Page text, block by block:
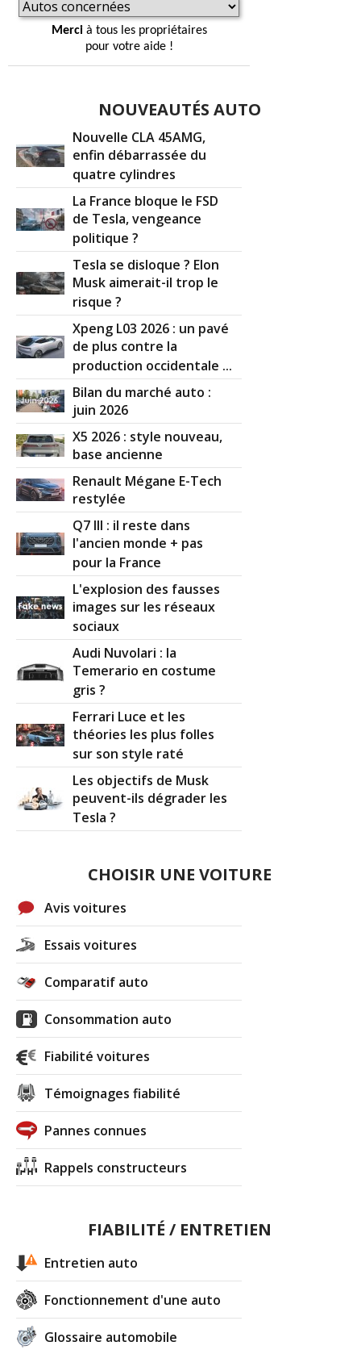
Mercià tous les propriétaires
pour votre aide !
NOUVEAUTÉS AUTO
Nouvelle CLA 45AMG,
enfin débarrassée du
quatre cylindres
La France bloque le FSD
de Tesla, vengeance
politique ?
Tesla se disloque ? Elon
Musk aimerait-il trop le
risque ?
Xpeng L03 2026 : un pavé
de plus contre la
production occidentale ...
Bilan du marché auto :
juin 2026
X5 2026 : style nouveau,
base ancienne
Renault Mégane E-Tech
restylée
Q7 III : il reste dans
l'ancien monde + pas
pour la France
L'explosion des fausses
images sur les réseaux
sociaux
Audi Nuvolari : la
Temerario en costume
gris ?
Ferrari Luce et les
théories les plus folles
sur son style raté
Les objectifs de Musk
peuvent-ils dégrader les
Tesla ?
CHOISIR UNE VOITURE
Avis voitures
Essais voitures
Comparatif auto
Consommation auto
Fiabilité voitures
Témoignages fiabilité
Pannes connues
Rappels constructeurs
FIABILITÉ / ENTRETIEN
Entretien auto
Fonctionnement d'une auto
Glossaire automobile